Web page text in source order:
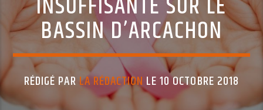
BASSIN D’ARCACHON
RÉDIGÉ PARLA RÉDACTION LE 10 OCTOBRE 2018